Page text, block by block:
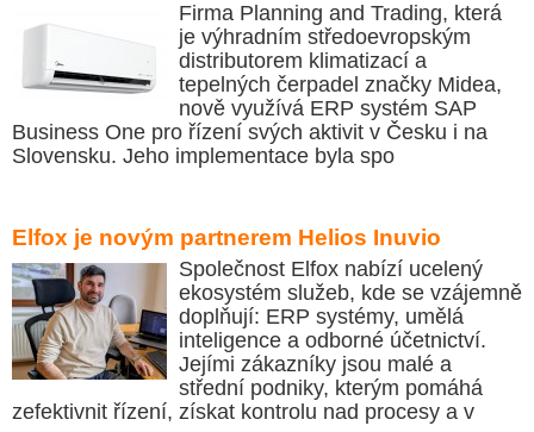
Firma Planning and Trading, která
je výhradním středoevropským
distributorem klimatizací a
tepelných čerpadel značky Midea,
nově využívá ERP systém SAP
Business One pro řízení svých aktivit v Česku i na
Slovensku. Jeho implementace byla spo
Elfox je novým partnerem Helios Inuvio
Společnost Elfox nabízí ucelený
ekosystém služeb, kde se vzájemně
doplňují: ERP systémy, umělá
inteligence a odborné účetnictví.
Jejími zákazníky jsou malé a
střední podniky, kterým pomáhá
zefektivnit řízení, získat kontrolu nad procesy a v